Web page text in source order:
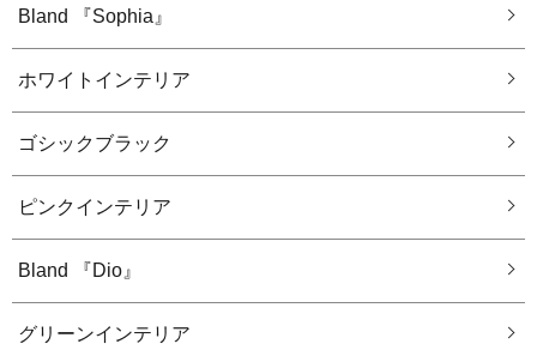
Bland 『Sophia』
ホワイトインテリア
ゴシックブラック
ピンクインテリア
Bland 『Dio』
グリーンインテリア